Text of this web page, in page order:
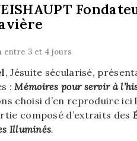
entre 3 et 4 jours
, Jésuite sécularisé,
:Mémoires pour servir à
choisi d’en reproduire
composé d’extraits des
Illuminés.